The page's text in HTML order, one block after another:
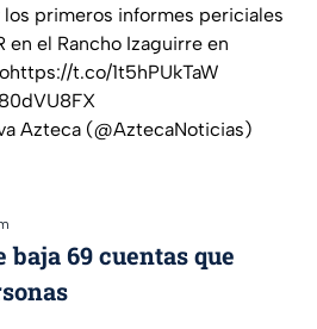
los primeros informes periciales
en el Rancho Izaguirre en
https://t.co/1t5hPUkTaW
Azteca (@AztecaNoticias)
baja 69 cuentas que